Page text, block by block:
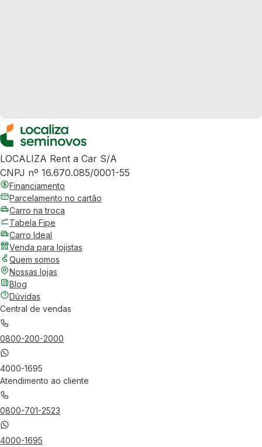
LOCALIZA Rent a Car S/A
CNPJ nº 16.670.085/0001-55
Financiamento
Parcelamento no cartão
Carro na troca
Tabela Fipe
Carro Ideal
Venda para lojistas
Quem somos
Nossas lojas
Blog
Dúvidas
Central de vendas
0800-200-2000
4000-1695
Atendimento ao cliente
0800-701-2523
4000-1695